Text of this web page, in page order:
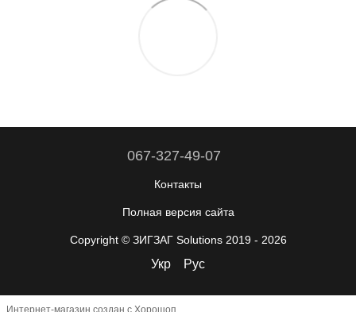
067-327-49-07
Контакты
Полная версия сайта
Copyright © ЗИГЗАГ Solutions 2019 - 2026
Укр Рус